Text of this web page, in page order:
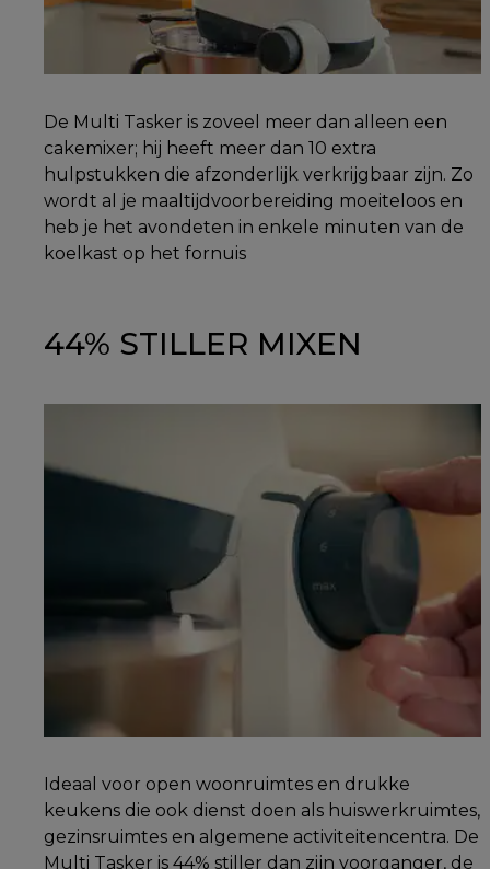
De Multi Tasker is zoveel meer dan alleen een
cakemixer; hij heeft meer dan 10 extra
hulpstukken die afzonderlijk verkrijgbaar zijn. Zo
wordt al je maaltijdvoorbereiding moeiteloos en
heb je het avondeten in enkele minuten van de
koelkast op het fornuis
44% STILLER MIXEN
Ideaal voor open woonruimtes en drukke
keukens die ook dienst doen als huiswerkruimtes,
gezinsruimtes en algemene activiteitencentra. De
Multi Tasker is 44% stiller dan zijn voorganger, de